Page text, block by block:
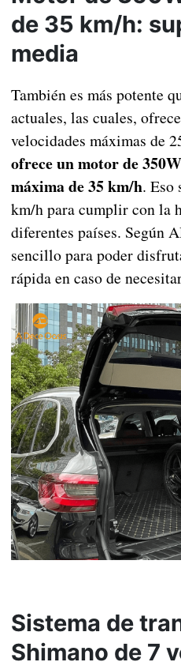
de 35 km/h:
media
También es más potente
actuales, las cuales,
velocidades máximas de
ofrece un motor de
máxima de 35 km/h. Eso
km/h para cumplir con la
diferentes países. Según
sencillo para poder
rápida en caso de
Sistema de
Shimano de 7